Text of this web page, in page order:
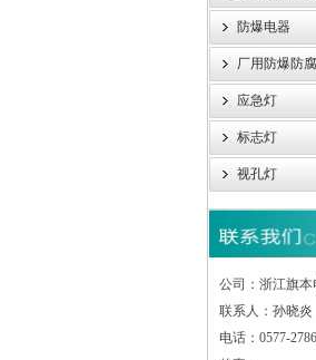
防爆电器
厂用防爆防
应急灯
标志灯
视孔灯
公司：浙江旗本
联系人：孙晓炎
电话：0577-